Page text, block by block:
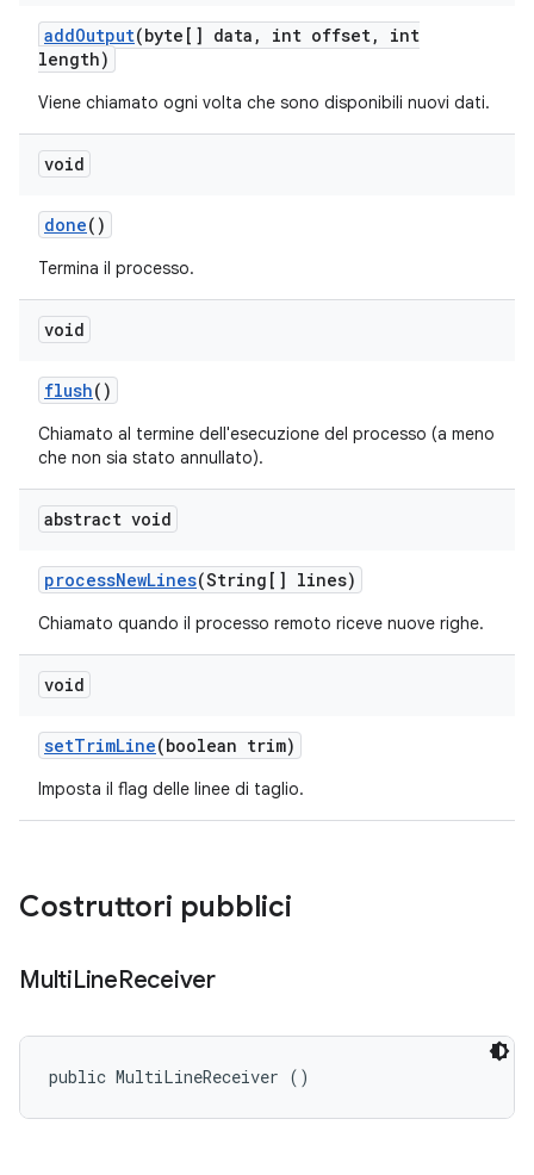
addOutput(byte[] data , int offset,
int
length)
Viene chiamato ogni volta che sono disponibili nuovi dati.
void
done()
Termina il processo.
void
flush()
Chiamato al termine dell'esecuzione del processo (a meno
che non sia stato annullato).
abstract void
processNewLines(String[] lines)
Chiamato quando il processo remoto riceve nuove righe.
void
setTrimLine(boolean trim)
Imposta il flag delle linee di taglio.
Costruttori pubblici
MultiLineReceiver
public MultiLineReceiver ()